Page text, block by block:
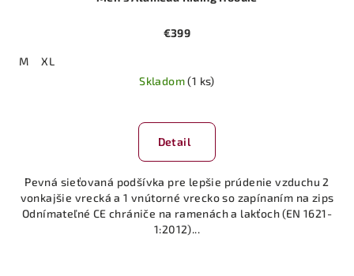
€399
M
XL
Skladom(1 ks)
Detail
Pevná sieťovaná podšívka pre lepšie prúdenie vzduchu 2
vonkajšie vrecká a 1 vnútorné vrecko so zapínaním na zips
Odnímateľné CE chrániče na ramenách a lakťoch (EN 1621-
1:2012)...